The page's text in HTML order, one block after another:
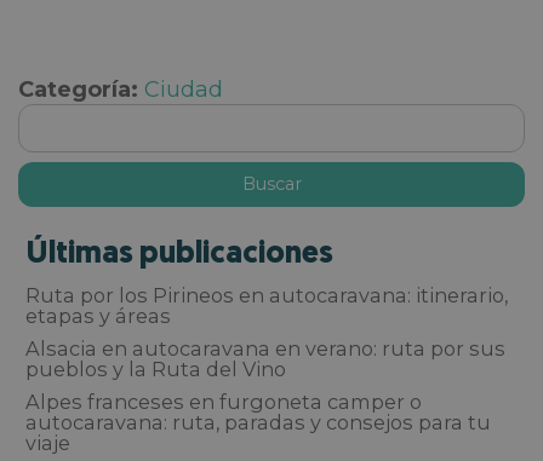
Categoría: Ciudad
Últimas publicaciones
Ruta por los Pirineos en autocaravana: itinerario,
etapas y áreas
Alsacia en autocaravana en verano: ruta por sus
pueblos y la Ruta del Vino
Alpes franceses en furgoneta camper o
autocaravana: ruta, paradas y consejos para tu
viaje